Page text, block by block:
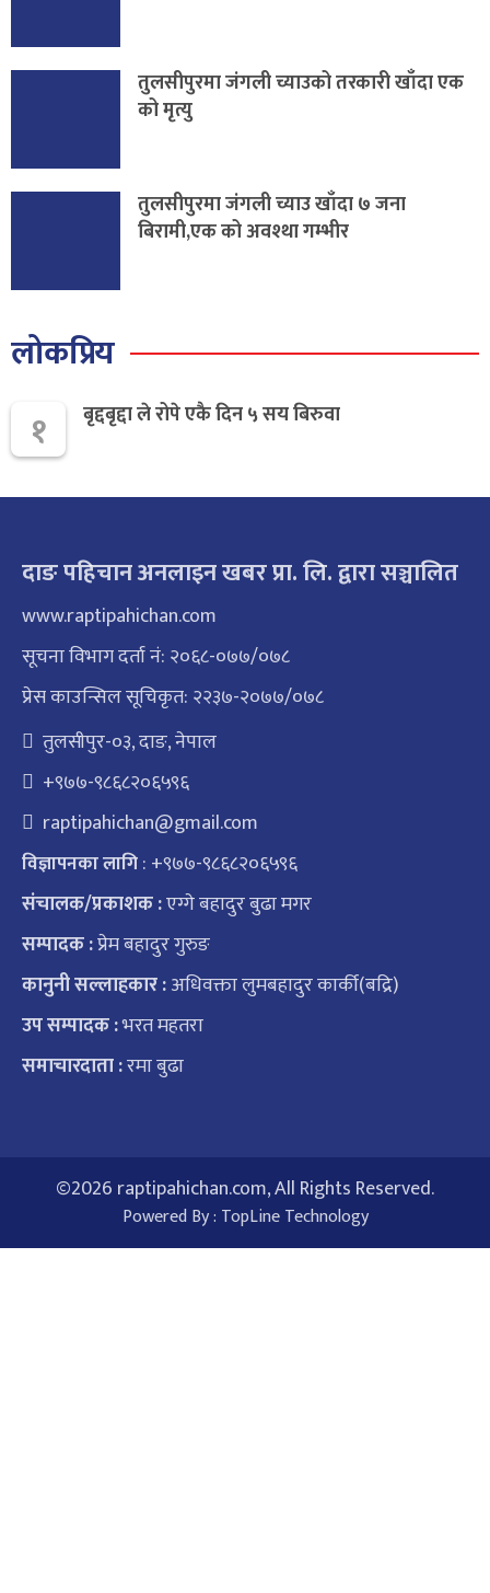
तुलसीपुरमा जंगली च्याउको तरकारी खाँदा एक
को मृत्यु
तुलसीपुरमा जंगली च्याउ खाँदा ७ जना
बिरामी,एक को अवश्था गम्भीर
लोकप्रिय
१
बृद्दबृद्दा ले रोपे एकै दिन ५ सय बिरुवा
दाङ पहिचान अनलाइन खबर प्रा. लि. द्वारा सञ्चालित
www.raptipahichan.com
सूचना विभाग दर्ता नं: २०६८-०७७/०७८
प्रेस काउन्सिल सूचिकृत: २२३७-२०७७/०७८
तुलसीपुर-०३, दाङ, नेपाल
+९७७-९८६८२०६५९६
raptipahichan@gmail.com
विज्ञापनका लागि: +९७७-९८६८२०६५९६
संचालक/प्रकाशक :एग्गे बहादुर बुढा मगर
सम्पादक :प्रेम बहादुर गुरुङ
कानुनी सल्लाहकार :अधिवक्ता लुमबहादुर कार्की(बद्रि)
उप सम्पादक :भरत महतरा
समाचारदाता :रमा बुढा
©2026 raptipahichan.com, All Rights Reserved.
Powered By : TopLine Technology